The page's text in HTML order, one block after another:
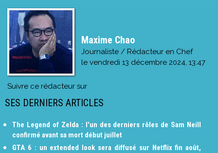
Maxime Chao
Journaliste / Rédacteur en Chef
le vendredi 13 décembre 2024, 13:47
Suivre ce rédacteur sur
SES DERNIERS ARTICLES
The Legend of Zelda : l'un des derniers rôles de Sam Neill
confirmé avant sa mort début juillet
GTA 6 : un extended look sera diffusé sur Netflix fin août,